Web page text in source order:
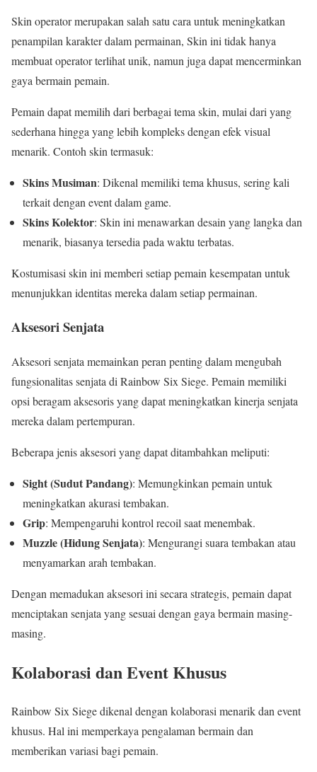
Skin operator merupakan salah satu cara untuk meningkatkan
penampilan karakter dalam permainan, Skin ini tidak hanya
membuat operator terlihat unik, namun juga dapat mencerminkan
gaya bermain pemain.
Pemain dapat memilih dari berbagai tema skin, mulai dari yang
sederhana hingga yang lebih kompleks dengan efek visual
menarik. Contoh skin termasuk:
Skins Musiman: Dikenal memiliki tema khusus, sering kali
terkait dengan event dalam game.
Skins Kolektor: Skin ini menawarkan desain yang langka dan
menarik, biasanya tersedia pada waktu terbatas.
Kostumisasi skin ini memberi setiap pemain kesempatan untuk
menunjukkan identitas mereka dalam setiap permainan.
Aksesori Senjata
Aksesori senjata memainkan peran penting dalam mengubah
fungsionalitas senjata di Rainbow Six Siege. Pemain memiliki
opsi beragam aksesoris yang dapat meningkatkan kinerja senjata
mereka dalam pertempuran.
Beberapa jenis aksesori yang dapat ditambahkan meliputi:
Sight (Sudut Pandang): Memungkinkan pemain untuk
meningkatkan akurasi tembakan.
Grip: Mempengaruhi kontrol recoil saat menembak.
Muzzle (Hidung Senjata): Mengurangi suara tembakan atau
menyamarkan arah tembakan.
Dengan memadukan aksesori ini secara strategis, pemain dapat
menciptakan senjata yang sesuai dengan gaya bermain masing-
masing.
Kolaborasi dan Event Khusus
Rainbow Six Siege dikenal dengan kolaborasi menarik dan event
khusus. Hal ini memperkaya pengalaman bermain dan
memberikan variasi bagi pemain.